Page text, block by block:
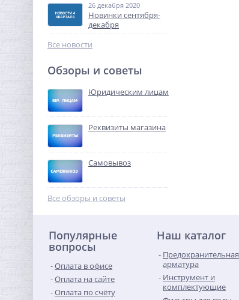
Муфта резьбовая 2" x 2"
(ВР) латунь UNI-FITT
960,64
Кран шаровый с
электроприводом
BugattiPro 220В 3/4"
29 136,00 руб.
-68%
26 декабря 2020
Новинки сентября-
декабря
Все новости
Обзоры и советы
Юридическим лицам
Реквизиты магазина
Самовывоз
Все обзоры и советы
Популярные
вопросы
Оплата в офисе
Оплата на сайте
Оплата по счёту
Наш каталог
Предохранительная
арматура
Инструмент и
комплектующие